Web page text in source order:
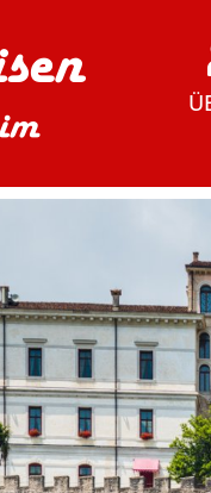
Event- und
Festtagsreisen
Markt- und
Musik / Musical
Rundreisen
Tagesfahrten
Weihnachtsmärkte